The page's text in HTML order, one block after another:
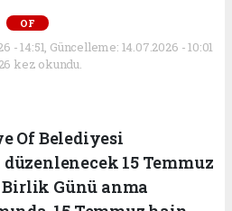
OF
- 14:51, Güncelleme: 14.07.2026 - 10:01
kez okundu.
Of Belediyesi
15 Temmuz
Günü anma